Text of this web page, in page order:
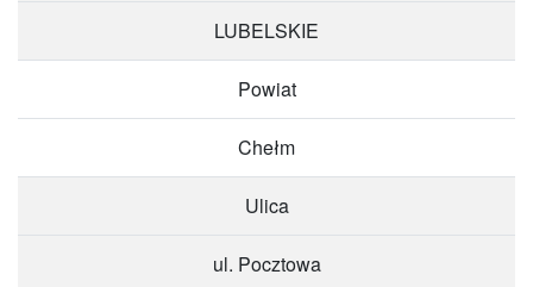
LUBELSKIE
Powiat
Chełm
Ulica
ul. Pocztowa